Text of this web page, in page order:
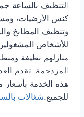
التنظيف بالساعة
كنس الأرضيات،
وتنظيف المطابخ
للأشخاص
منازلهم نظيفة
المزدحمة. تقدم
هذه الخدمة بأسعار
للجميع.شغالات